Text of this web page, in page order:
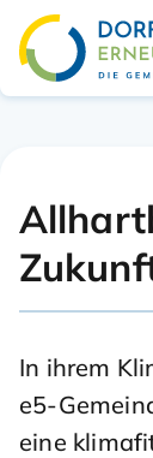
In ihrem
e5-
eine